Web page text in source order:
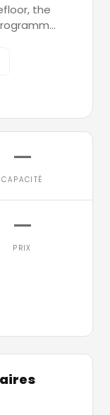
the
—
CAPACITÉ
—
PRIX